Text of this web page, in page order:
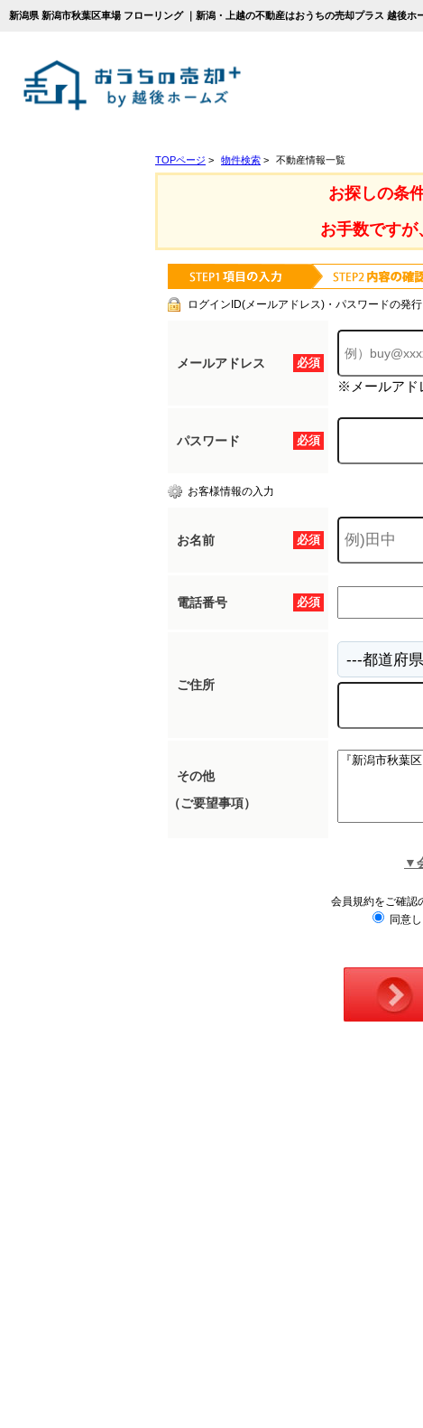
新潟県 新潟市秋葉区車場 フローリング ｜新潟・上越の不動産はおうちの売却プラス 越後ホ
TOPページ > 物件検索 > 不動産情報一覧
お探しの条
お手数ですが
ログインID(メールアドレス)・パスワードの発行
必須
メールアドレス
※メールアド
必須
パスワード
お客様情報の入力
必須
お名前
必須
電話番号
ご住所
その他
（ご要望事項）
▼
会員規約をご確認
同意